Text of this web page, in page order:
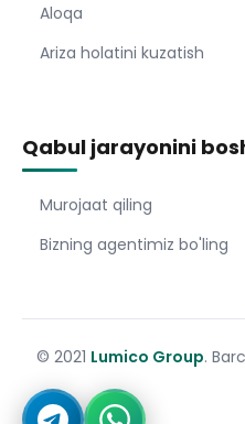
Aloqa
Ariza holatini kuzatish
Qabul jarayonini
Murojaat qiling
Bizning agentimiz bo'ling
© 2021 Lumico Group.